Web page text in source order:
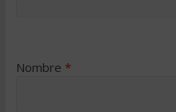
Nombre *